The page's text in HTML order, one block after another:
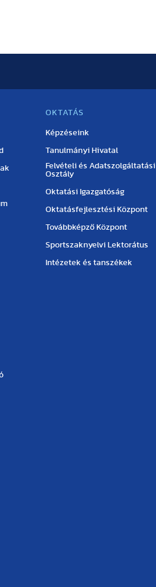
OKTATÁS
Képzéseink
Tanulmányi Hivatal
Felvételi és Adatszolgáltatási
Osztály
Oktatási Igazgatóság
Oktatásfejlesztési Központ
Továbbképző Központ
Sportszaknyelvi Lektorátus
Intézetek és tanszékek